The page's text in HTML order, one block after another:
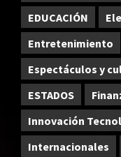
EDUCACIÓN
Entretenimiento
Espectáculos y
ESTADOS
Innovación
Internacionales